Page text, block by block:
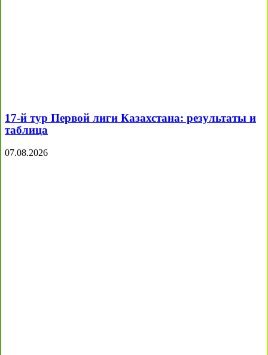
17-й тур Первой лиги Казахстана: результаты и
таблица
07.08.2026